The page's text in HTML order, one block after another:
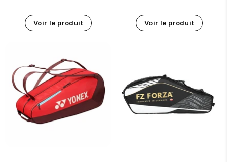
Voir le produit Voir le produit